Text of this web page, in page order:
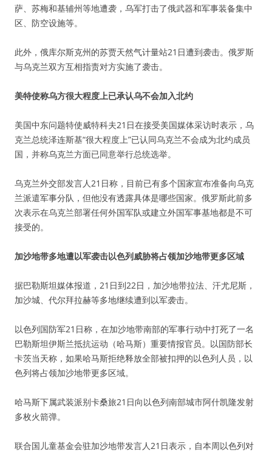
萨、苏梅和基辅州等地遭袭，乌军打击了俄武器和军事装备集中
区、防空设施等。
此外，俄库尔斯克州的苏贾天然气计量站21日遭到袭击。俄罗斯
与乌克兰双方互相指责对方实施了袭击。
美特使称乌方很大程度上已承认乌不会加入北约
美国中东问题特使威特科夫21日在接受美国媒体采访时表示，乌
克兰总统泽连斯基“很大程度上”已认同乌克兰不会成为北约成员
国，并称乌克兰方面已同意举行总统选举。
乌克兰外交部发言人21日称，目前已有多个国家宣布准备向乌克
兰派遣军事分队，但他没有透露具体是哪些国家。俄罗斯此前多
次表示在乌克兰部署任何外国军队或建立外国军事基地都是不可
接受的。
加沙地带多地遭以军袭击以色列威胁将占领加沙地带更多区域
据巴勒斯坦媒体报道，21日到22日，加沙地带拉法、汗尤尼斯，
加沙城、代尔拜拉赫等多地继续遭到以军袭击。
以色列国防军21日称，在加沙地带南部的军事行动中打死了一名
巴勒斯坦伊斯兰抵抗运动（哈马斯）重要情报官员。以国防部长
卡茨当天称，如果哈马斯拒绝释放全部被扣押的以色列人员，以
色列将占领加沙地带更多区域。
哈马斯下属武装派别卡桑旅21日向以色列南部城市阿什凯隆发射
多枚火箭弹。
联合国儿童基金会驻加沙地带发言人21日表示，自本周以色列对